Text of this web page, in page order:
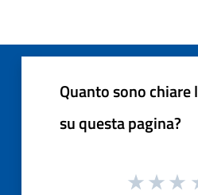
Quanto sono
su questa pagina?